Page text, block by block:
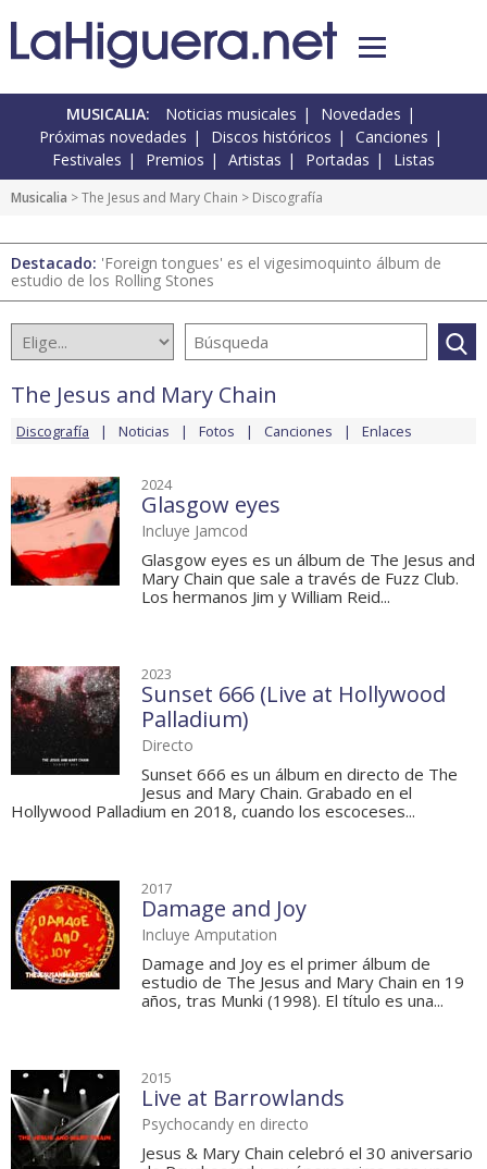
MUSICALIA: Noticias musicales
Novedades
Próximas novedades
Discos históricos
Canciones
Festivales
Premios Artistas Portadas Listas
Musicalia >The Jesus and Mary Chain > Discografía
Destacado: 'Foreign tongues' es el vigesimoquinto álbum de
estudio de los Rolling Stones
The Jesus and Mary Chain
Discografía Noticias Fotos Canciones Enlaces
2024
Glasgow eyes
Incluye Jamcod
Glasgow eyes es un álbum de The Jesus and
Mary Chain que sale a través de Fuzz Club.
Los hermanos Jim y William Reid...
2023
Sunset 666 (Live at Hollywood
Palladium)
Directo
Sunset 666 es un álbum en directo de The
Jesus and Mary Chain. Grabado en el
Hollywood Palladium en 2018, cuando los escoceses...
2017
Damage and Joy
Incluye Amputation
Damage and Joy es el primer álbum de
estudio de The Jesus and Mary Chain en 19
años, tras Munki (1998). El título es una...
2015
Live at Barrowlands
Psychocandy en directo
Jesus & Mary Chain celebró el 30 aniversario